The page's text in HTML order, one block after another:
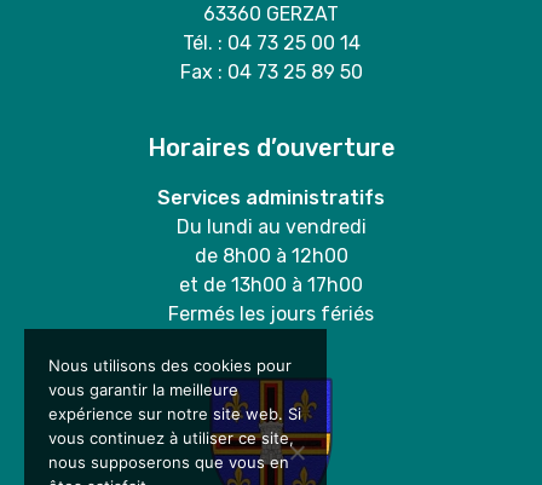
63360 GERZAT
Tél. : 04 73 25 00 14
Fax : 04 73 25 89 50
Horaires d’ouverture
Services administratifs
Du lundi au vendredi
de 8h00 à 12h00
et de 13h00 à 17h00
Fermés les jours fériés
Nous utilisons des cookies pour
vous garantir la meilleure
expérience sur notre site web. Si
vous continuez à utiliser ce site,
nous supposerons que vous en